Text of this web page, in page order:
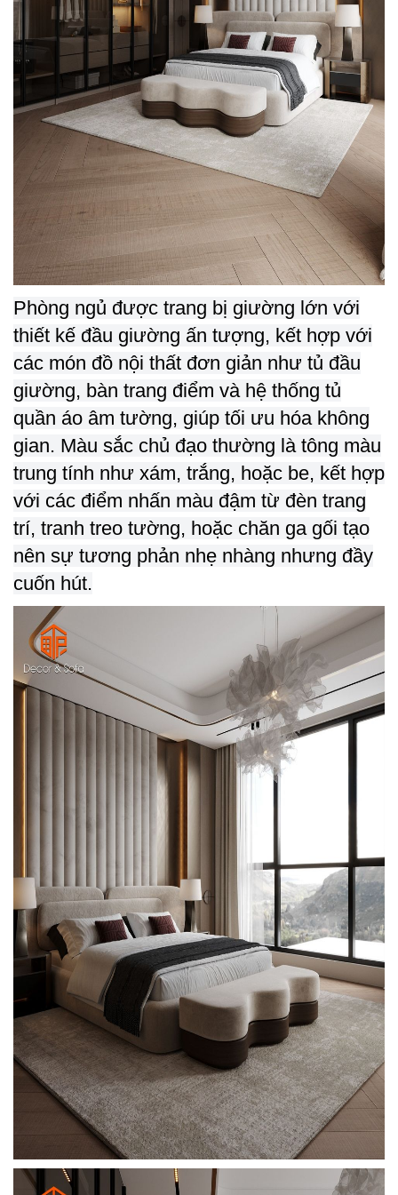
Phòng ngủ được trang bị giường lớn với
thiết kế đầu giường ấn tượng, kết hợp với
các món đồ nội thất đơn giản như tủ đầu
giường, bàn trang điểm và hệ thống tủ
quần áo âm tường, giúp tối ưu hóa không
gian. Màu sắc chủ đạo thường là tông màu
trung tính như xám, trắng, hoặc be, kết hợp
với các điểm nhấn màu đậm từ đèn trang
trí, tranh treo tường, hoặc chăn ga gối tạo
nên sự tương phản nhẹ nhàng nhưng đầy
cuốn hút.